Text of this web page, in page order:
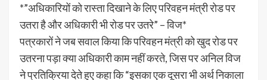
*”अधिकारियों को रास्ता दिखाने के लिए परिवहन मंत्री रोड पर
उतरा है और अधिकारी भी रोड पर उतरे” – विज*
पत्रकारों ने जब सवाल किया कि परिवहन मंत्री को खुद रोड पर
उतरना पड़ा क्या अधिकारी काम नहीं करते, जिस पर अनिल विज
ने प्रतिक्रिया देते हुए कहा कि “इसका एक दूसरा भी अर्थ निकाला